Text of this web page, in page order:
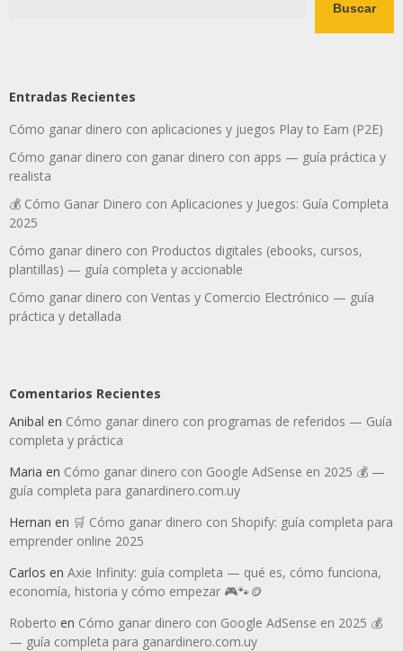
Buscar
Entradas Recientes
Cómo ganar dinero con aplicaciones y juegos Play to Earn (P2E)
Cómo ganar dinero con ganar dinero con apps — guía práctica y
realista
💰 Cómo Ganar Dinero con Aplicaciones y Juegos: Guía Completa
2025
Cómo ganar dinero con Productos digitales (ebooks, cursos,
plantillas) — guía completa y accionable
Cómo ganar dinero con Ventas y Comercio Electrónico — guía
práctica y detallada
Comentarios Recientes
Anibal en Cómo ganar dinero con programas de referidos — Guía
completa y práctica
Maria en Cómo ganar dinero con Google AdSense en 2025 💰 —
guía completa para ganardinero.com.uy
Hernan en 🛒 Cómo ganar dinero con Shopify: guía completa para
emprender online 2025
Carlos en Axie Infinity: guía completa — qué es, cómo funciona,
economía, historia y cómo empezar 🎮🐾🪙
Roberto en Cómo ganar dinero con Google AdSense en 2025 💰
— guía completa para ganardinero.com.uy